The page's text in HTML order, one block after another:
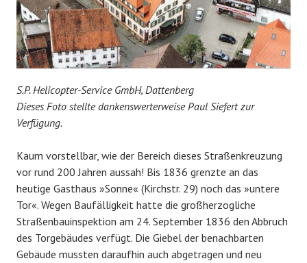
S.P. Helicopter-Service GmbH, Dattenberg
Dieses Foto stellte dankenswerterweise Paul Siefert zur
Verfügung.
Kaum vorstellbar, wie der Bereich dieses Straßenkreuzung
vor rund 200 Jahren aussah! Bis 1836 grenzte an das
heutige Gasthaus »Sonne« (Kirchstr. 29) noch das »untere
Tor«. Wegen Baufälligkeit hatte die großherzogliche
Straßenbauinspektion am 24. September 1836 den Abbruch
des Torgebäudes verfügt. Die Giebel der benachbarten
Gebäude mussten daraufhin auch abgetragen und neu